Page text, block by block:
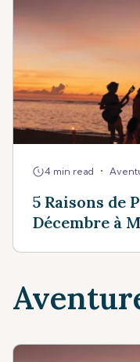
4 min read •
5 Raisons de
Décembre à